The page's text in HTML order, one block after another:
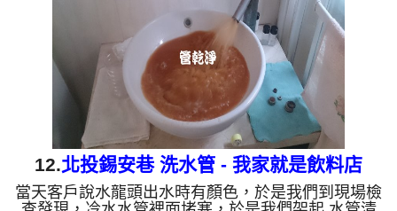
12.北投錫安巷 洗水管 - 我家就是飲料店
當天客戶說水龍頭出水時有顏色，於是我們到現場檢